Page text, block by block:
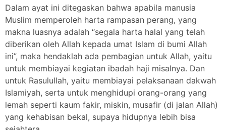
Dalam ayat ini ditegaskan bahwa apabila manusia
Muslim memperoleh harta rampasan perang, yang
makna luasnya adalah “segala harta halal yang telah
diberikan oleh Allah kepada umat Islam di bumi Allah
ini”, maka hendaklah ada pembagian untuk Allah, yaitu
untuk membiayai kegiatan ibadah haji misalnya. Dan
untuk Rasulullah, yaitu membiayai pelaksanaan dakwah
Islamiyah, serta untuk menghidupi orang-orang yang
lemah seperti kaum fakir, miskin, musafir (di jalan Allah)
yang kehabisan bekal, supaya hidupnya lebih bisa